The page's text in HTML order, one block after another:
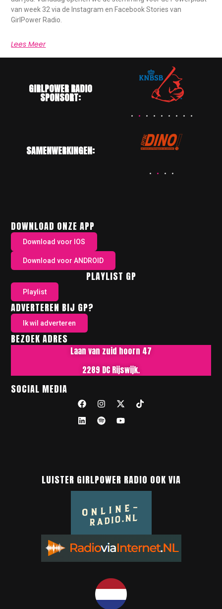
van week 32 via de Instagram en Facebook Stories van
GirlPower Radio.
Lees Meer
GIRLPOWER RADIO
SPONSORT:
SAMENWERKINGEN:
DOWNLOAD ONZE APP
Download voor IOS
Download voor ANDROID
PLAYLIST GP
Playlist
ADVERTEREN BIJ GP?
Ik wil adverteren
BEZOEK ADRES
Laan van zuid hoorn 47
2289 DC Rijswijk.
SOCIAL MEDIA
LUISTER GIRLPOWER RADIO OOK VIA